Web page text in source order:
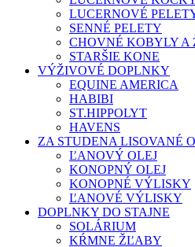
LUCERNOVÉ
SENNÉ PELETY
CHOVNÉ KOBYLY A
STARŠIE KONE
VÝŽIVOVÉ DOPLNKY
EQUINE AMERICA
HABIBI
ST.HIPPOLYT
HAVENS
ZA STUDENA LISOVANÉ
ĽANOVÝ OLEJ
KONOPNÝ OLEJ
KONOPNÉ VÝLISKY
ĽANOVÉ VÝLISKY
DOPLNKY DO STAJNE
SOLÁRIUM
KŔMNE ŽĽABY